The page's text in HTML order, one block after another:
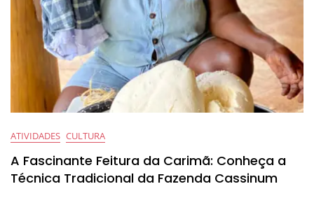
ATIVIDADES CULTURA
A Fascinante Feitura da Carimã: Conheça a
Técnica Tradicional da Fazenda Cassinum